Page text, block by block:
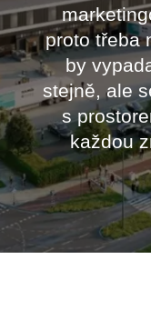
proto třeba
by
stejně, ale
s
každou